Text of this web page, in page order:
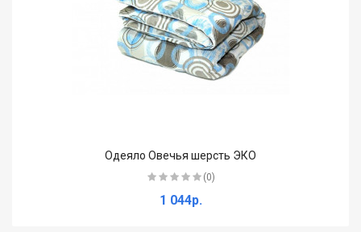
Одеяло Овечья шерсть ЭКО
(0)
1 044р.